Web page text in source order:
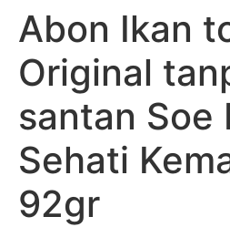
Abon Ikan
Original
santan Soe
Sehati
92gr